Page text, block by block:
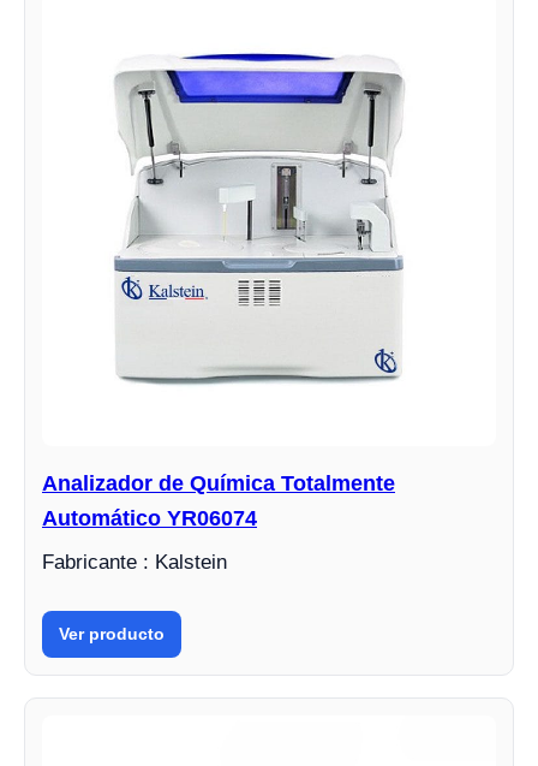
Analizador de Química Totalmente
Automático YR06074
Fabricante : Kalstein
Ver producto